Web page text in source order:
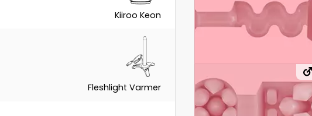
Kiiroo Keon
Fleshlight Varmer